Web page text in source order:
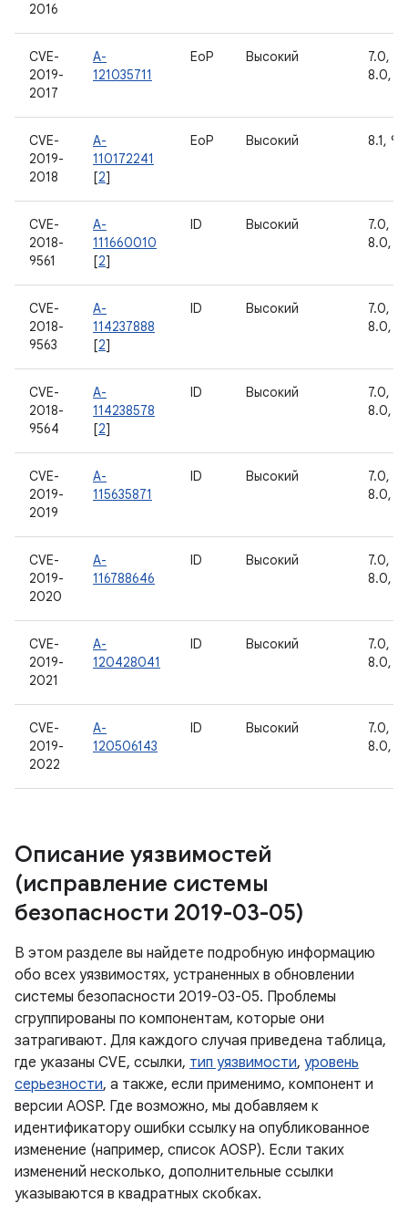
2016
CVE-
2019-
2017
A-
121035711
EoP Высокий
7.0,
8.0,
CVE-
2019-
2018
A-
110172241
[2]
EoP Высокий 8.1, 9
CVE-
2018-
9561
A-
111660010
[2]
ID Высокий
7.0,
8.0,
CVE-
2018-
9563
A-
114237888
[2]
ID Высокий
7.0,
8.0,
CVE-
2018-
9564
A-
114238578
[2]
ID Высокий
7.0,
8.0,
CVE-
2019-
2019
A-
115635871
ID Высокий
7.0,
8.0,
CVE-
2019-
2020
A-
116788646
ID Высокий
7.0,
8.0,
CVE-
2019-
2021
A-
120428041
ID Высокий
7.0,
8.0,
CVE-
2019-
2022
A-
120506143
ID Высокий
7.0,
8.0,
Описание уязвимостей
(исправление системы
безопасности 2019-03-05)
В этом разделе вы найдете подробную информацию
обо всех уязвимостях, устраненных в обновлении
системы безопасности 2019-03-05. Проблемы
сгруппированы по компонентам, которые они
затрагивают. Для каждого случая приведена таблица,
где указаны CVE, ссылки, тип уязвимости, уровень
серьезности, а также, если применимо, компонент и
версии AOSP. Где возможно, мы добавляем к
идентификатору ошибки ссылку на опубликованное
изменение (например, список AOSP). Если таких
изменений несколько, дополнительные ссылки
указываются в квадратных скобках.